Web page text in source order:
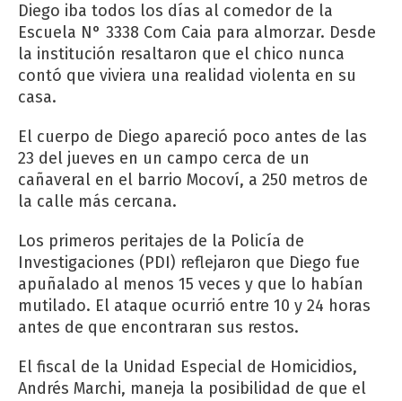
Diego iba todos los días al comedor de la
Escuela N° 3338 Com Caia para almorzar. Desde
la institución resaltaron que el chico nunca
contó que viviera una realidad violenta en su
casa.
El cuerpo de Diego apareció poco antes de las
23 del jueves en un campo cerca de un
cañaveral en el barrio Mocoví, a 250 metros de
la calle más cercana.
Los primeros peritajes de la Policía de
Investigaciones (PDI) reflejaron que Diego fue
apuñalado al menos 15 veces y que lo habían
mutilado. El ataque ocurrió entre 10 y 24 horas
antes de que encontraran sus restos.
El fiscal de la Unidad Especial de Homicidios,
Andrés Marchi, maneja la posibilidad de que el